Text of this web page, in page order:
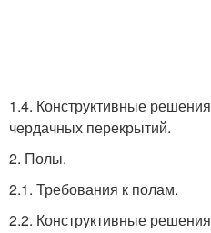
1.4. Конструктивные
чердачных перекрытий.
2. Полы.
2.1. Требования к полам.
2.2. Конструктивные